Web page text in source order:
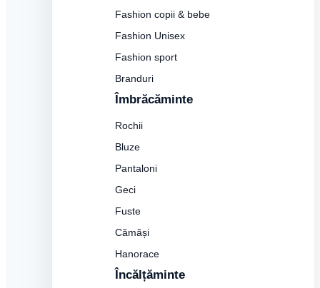
Fashion copii & bebe
Fashion Unisex
Fashion sport
Branduri
Îmbrăcăminte
Rochii
Bluze
Pantaloni
Geci
Fuste
Cămăși
Hanorace
Încălțăminte